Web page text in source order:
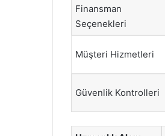
Finansman
Seçenekleri
Müşteri Hizmetleri
Güvenlik Kontrolleri